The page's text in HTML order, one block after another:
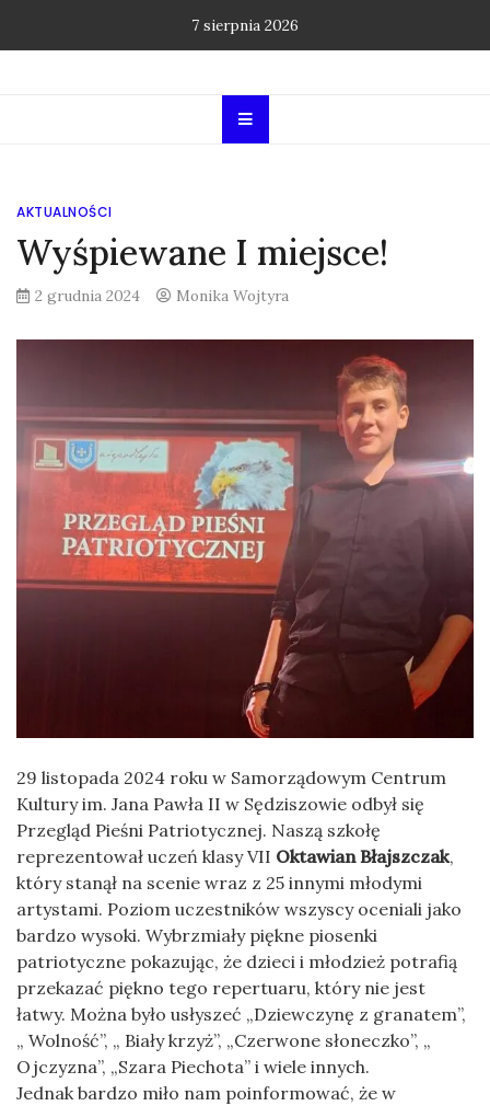
7 sierpnia 2026
AKTUALNOŚCI
Wyśpiewane I miejsce!
2 grudnia 2024 Monika Wojtyra
29 listopada 2024 roku w Samorządowym Centrum
Kultury im. Jana Pawła II w Sędziszowie odbył się
Przegląd Pieśni Patriotycznej. Naszą szkołę
reprezentował uczeń klasy VII Oktawian Błajszczak,
który stanął na scenie wraz z 25 innymi młodymi
artystami. Poziom uczestników wszyscy oceniali jako
bardzo wysoki. Wybrzmiały piękne piosenki
patriotyczne pokazując, że dzieci i młodzież potrafią
przekazać piękno tego repertuaru, który nie jest
łatwy. Można było usłyszeć „Dziewczynę z granatem”,
„ Wolność”, „ Biały krzyż”, „Czerwone słoneczko”, „
Ojczyzna”, „Szara Piechota” i wiele innych.
Jednak bardzo miło nam poinformować, że w